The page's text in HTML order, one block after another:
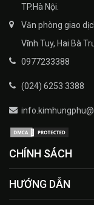
TP.Hà Nội.
Văn phòng giao
Vĩnh Tuy, Hai Bà
0977233388
(024) 6253 3388
CHÍNH SÁCH
HƯỚNG DẪN